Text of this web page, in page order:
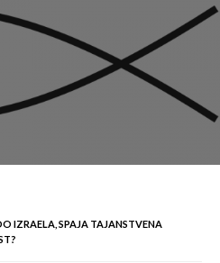
IZRAELA, SPAJA TAJANSTVENA